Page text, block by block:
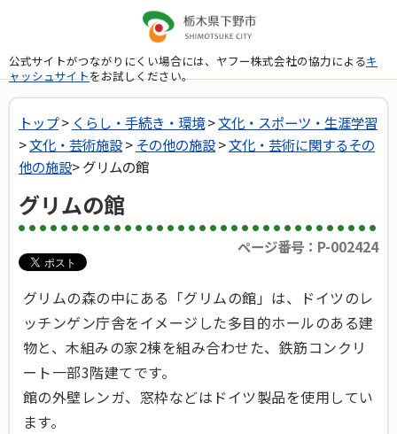
公式サイトがつながりにくい場合には、ヤフー株式会社の協力によるキ
ャッシュサイトをお試しください。
トップ> くらし・手続き・環境>文化・スポーツ・生涯学習
>文化・芸術施設> その他の施設>文化・芸術に関するその
他の施設> グリムの館
グリムの館
ページ番号：P-002424
グリムの森の中にある「グリムの館」は、ドイツのレ
ッチンゲン庁舎をイメージした多目的ホールのある建
物と、木組みの家2棟を組み合わせた、鉄筋コンクリ
ート一部3階建てです。
館の外壁レンガ、窓枠などはドイツ製品を使用してい
ます。